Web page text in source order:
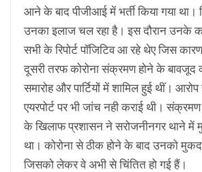
आने के बाद पीजीआई में भर्ती किया गया
उनका इलाज चल रहा है। इस दौरान उनके
सभी के रिपोर्ट पॉजिटिव आ रहे थेए जिस
दूसरी तरफ कोरोना संक्रमण होने के
समारोह और पार्टियों में शामिल हुई थीं।
एयरपोर्ट पर भी जांच नही कराई थी।
के खिलाफ प्रशासन ने सरोजनीनगर थाने में
था। कोरोना से ठीक होने के बाद उनको
जिसको लेकर वे अभी से चिंतित हो गई हैं।